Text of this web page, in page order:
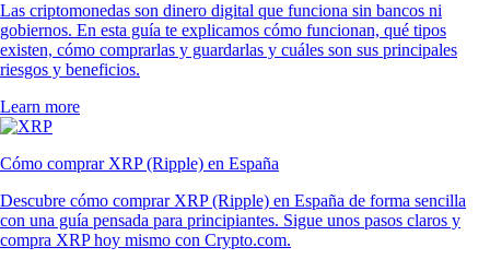
Las criptomonedas son dinero digital que funciona sin bancos ni
gobiernos. En esta guía te explicamos cómo funcionan, qué tipos
existen, cómo comprarlas y guardarlas y cuáles son sus principales
riesgos y beneficios.
Learn more
Cómo comprar XRP (Ripple) en España
Descubre cómo comprar XRP (Ripple) en España de forma sencilla
con una guía pensada para principiantes. Sigue unos pasos claros y
compra XRP hoy mismo con Crypto.com.